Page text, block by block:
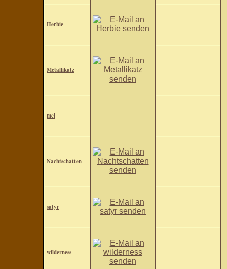
Herbie
Metallikatz
mel
Nachtschatten
satyr
wilderness